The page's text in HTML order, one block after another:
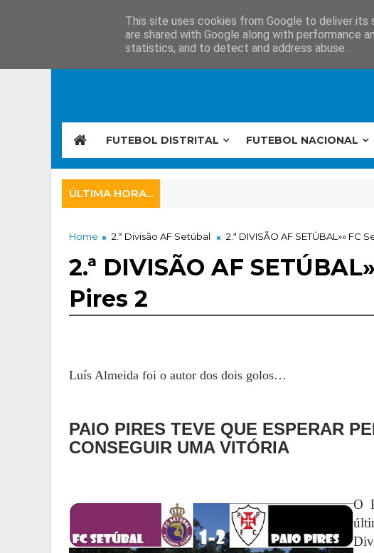
FUTEBOL DISTRITAL FUTEBOL NACIONAL
ÚLTIMA HORA...
Home 2.ª Divisão AF Setúbal 2.ª DIVISÃO AF SETÚBAL»» FC
2.ª DIVISÃO AF
Pires 2
Luís Almeida foi o autor dos dois golos…
PAIO PIRES TEVE QUE ESPERAR
CONSEGUIR UMA VITÓRIA
O
This site uses cookies from Google to deliver its
are shared with Google along with performance
statistics, and to detect and address abuse.